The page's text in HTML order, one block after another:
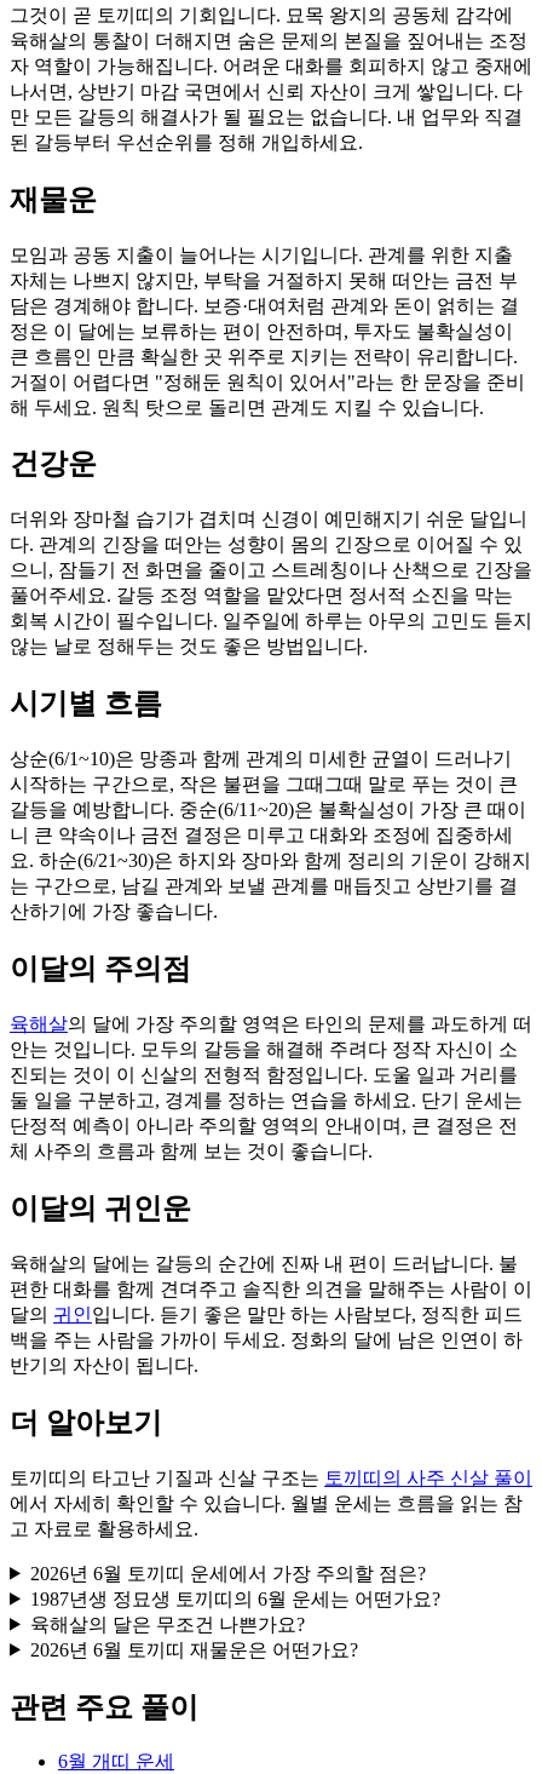
그것이 곧 토끼띠의 기회입니다. 묘목 왕지의 공동체 감각에
육해살의 통찰이 더해지면 숨은 문제의 본질을 짚어내는 조정
자 역할이 가능해집니다. 어려운 대화를 회피하지 않고 중재에
나서면, 상반기 마감 국면에서 신뢰 자산이 크게 쌓입니다. 다
만 모든 갈등의 해결사가 될 필요는 없습니다. 내 업무와 직결
된 갈등부터 우선순위를 정해 개입하세요.
재물운
모임과 공동 지출이 늘어나는 시기입니다. 관계를 위한 지출
자체는 나쁘지 않지만, 부탁을 거절하지 못해 떠안는 금전 부
담은 경계해야 합니다. 보증·대여처럼 관계와 돈이 얽히는 결
정은 이 달에는 보류하는 편이 안전하며, 투자도 불확실성이
큰 흐름인 만큼 확실한 곳 위주로 지키는 전략이 유리합니다.
거절이 어렵다면 "정해둔 원칙이 있어서"라는 한 문장을 준비
해 두세요. 원칙 탓으로 돌리면 관계도 지킬 수 있습니다.
건강운
더위와 장마철 습기가 겹치며 신경이 예민해지기 쉬운 달입니
다. 관계의 긴장을 떠안는 성향이 몸의 긴장으로 이어질 수 있
으니, 잠들기 전 화면을 줄이고 스트레칭이나 산책으로 긴장을
풀어주세요. 갈등 조정 역할을 맡았다면 정서적 소진을 막는
회복 시간이 필수입니다. 일주일에 하루는 아무의 고민도 듣지
않는 날로 정해두는 것도 좋은 방법입니다.
시기별 흐름
상순(6/1~10)은 망종과 함께 관계의 미세한 균열이 드러나기
시작하는 구간으로, 작은 불편을 그때그때 말로 푸는 것이 큰
갈등을 예방합니다. 중순(6/11~20)은 불확실성이 가장 큰 때이
니 큰 약속이나 금전 결정은 미루고 대화와 조정에 집중하세
요. 하순(6/21~30)은 하지와 장마와 함께 정리의 기운이 강해지
는 구간으로, 남길 관계와 보낼 관계를 매듭짓고 상반기를 결
산하기에 가장 좋습니다.
이달의 주의점
육해살의 달에 가장 주의할 영역은 타인의 문제를 과도하게 떠
안는 것입니다. 모두의 갈등을 해결해 주려다 정작 자신이 소
진되는 것이 이 신살의 전형적 함정입니다. 도울 일과 거리를
둘 일을 구분하고, 경계를 정하는 연습을 하세요. 단기 운세는
단정적 예측이 아니라 주의할 영역의 안내이며, 큰 결정은 전
체 사주의 흐름과 함께 보는 것이 좋습니다.
이달의 귀인운
육해살의 달에는 갈등의 순간에 진짜 내 편이 드러납니다. 불
편한 대화를 함께 견뎌주고 솔직한 의견을 말해주는 사람이 이
달의 귀인입니다. 듣기 좋은 말만 하는 사람보다, 정직한 피드
백을 주는 사람을 가까이 두세요. 정화의 달에 남은 인연이 하
반기의 자산이 됩니다.
더 알아보기
토끼띠의 타고난 기질과 신살 구조는 토끼띠의 사주 신살 풀이
에서 자세히 확인할 수 있습니다. 월별 운세는 흐름을 읽는 참
고 자료로 활용하세요.
2026년 6월 토끼띠 운세에서 가장 주의할 점은?
1987년생 정묘생 토끼띠의 6월 운세는 어떤가요?
육해살의 달은 무조건 나쁜가요?
2026년 6월 토끼띠 재물운은 어떤가요?
관련 주요 풀이
6월 개띠 운세